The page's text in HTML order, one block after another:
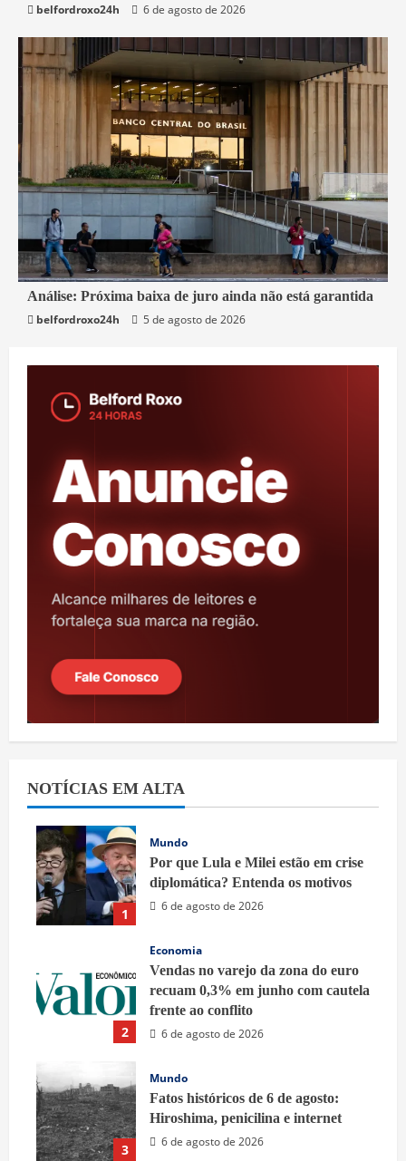
belfordroxo24h
6 de agosto de 2026
1 min read
Economia
Análise: Próxima baixa de juro ainda não está garantida
belfordroxo24h
5 de agosto de 2026
NOTÍCIAS EM ALTA
1
Mundo
Por que Lula e Milei estão em crise
diplomática? Entenda os motivos
6 de agosto de 2026
2
Economia
Vendas no varejo da zona do euro
recuam 0,3% em junho com cautela
frente ao conflito
6 de agosto de 2026
3
Mundo
Fatos históricos de 6 de agosto:
Hiroshima, penicilina e internet
6 de agosto de 2026